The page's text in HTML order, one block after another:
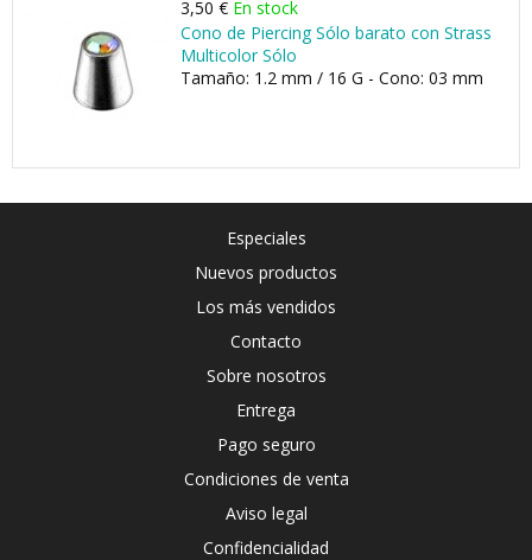
3,50 € En stock
Cono de Piercing Sólo barato con Strass
Multicolor Sólo
Tamaño: 1.2 mm / 16 G - Cono: 03 mm
Especiales
Nuevos productos
Los más vendidos
Contacto
Sobre nosotros
Entrega
Pago seguro
Condiciones de venta
Aviso legal
Confidencialidad